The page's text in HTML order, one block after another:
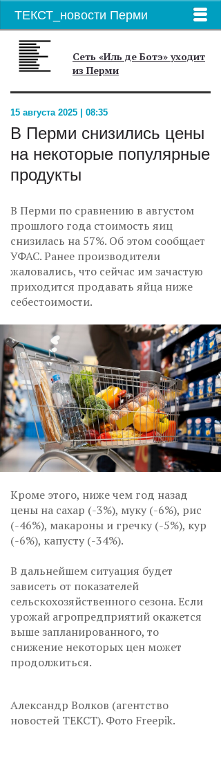
ТЕКСТ_новости Перми
Сеть «Иль де Ботэ» уходит
из Перми
15 августа 2025 | 08:35
В Перми снизились цены
на некоторые популярные
продукты
В Перми по сравнению в августом
прошлого года стоимость яиц
снизилась на 57%. Об этом сообщает
УФАС. Ранее производители
жаловались, что сейчас им зачастую
приходится продавать яйца ниже
себестоимости.
Кроме этого, ниже чем год назад
цены на сахар (-3%), муку (-6%), рис
(-46%), макароны и гречку (-5%), кур
(-6%), капусту (-34%).
В дальнейшем ситуация будет
зависеть от показателей
сельскохозяйственного сезона. Если
урожай агропредприятий окажется
выше запланированного, то
снижение некоторых цен может
продолжиться.
Александр Волков (агентство
новостей ТЕКСТ). Фото Freepik.